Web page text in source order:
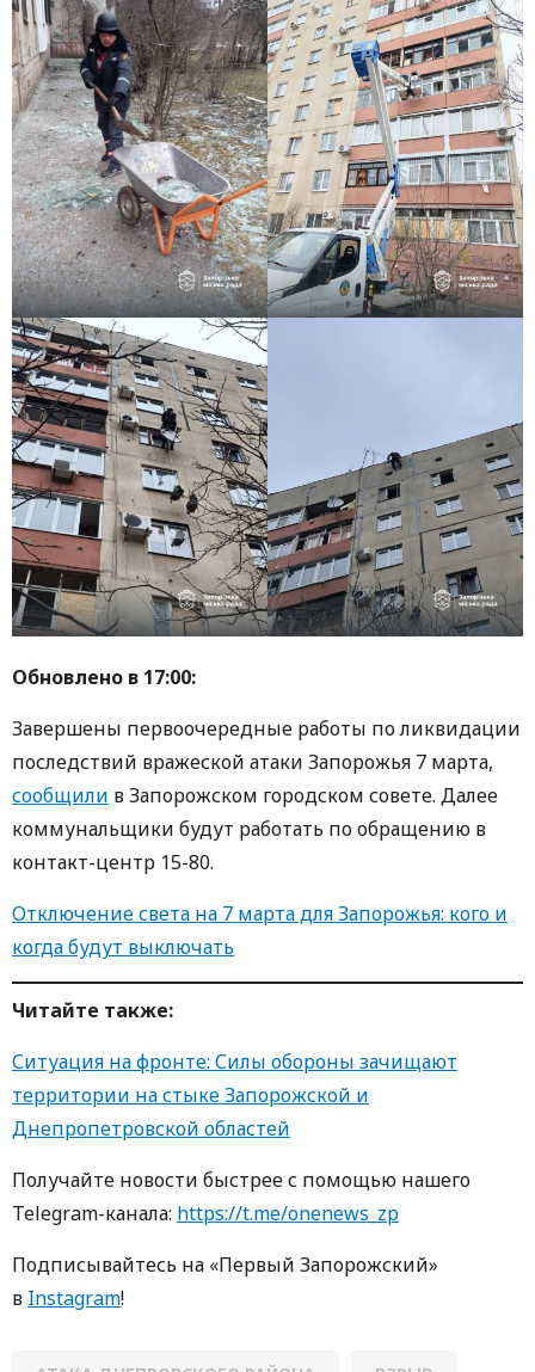
Обновлено в 17:00:
Завершены первоочередные работы по ликвидации
последствий вражеской атаки Запорожья 7 марта,
сообщили в Запорожском городском совете. Далее
коммунальщики будут работать по обращению в
контакт-центр 15-80.
Отключение света на 7 марта для Запорожья: кого и
когда будут выключать
Читайте также:
Ситуация на фронте: Силы обороны зачищают
территории на стыке Запорожской и
Днепропетровской областей
Получайте новости быстрее с помощью нашего
Telegram-канала: https://t.me/onenews_zp
Подписывайтесь на «Первый Запорожский»
в Instagram!